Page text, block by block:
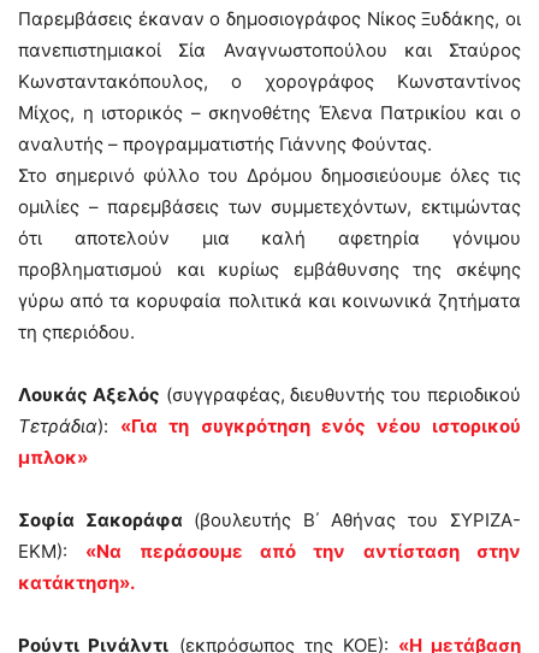
Παρεμβάσεις έκαναν ο δημοσιογράφος Νίκος Ξυδάκης, οι
πανεπιστημιακοί Σία Αναγνωστοπούλου και Σταύρος
Κωνσταντακόπουλος, ο χορογράφος Κωνσταντίνος
Μίχος, η ιστορικός – σκηνοθέτης Έλενα Πατρικίου και ο
αναλυτής – προγραμματιστής Γιάννης Φούντας.
Στο σημερινό φύλλο του Δρόμου δημοσιεύουμε όλες τις
ομιλίες – παρεμβάσεις των συμμετεχόντων, εκτιμώντας
ότι αποτελούν μια καλή αφετηρία γόνιμου
προβληματισμού και κυρίως εμβάθυνσης της σκέψης
γύρω από τα κορυφαία πολιτικά και κοινωνικά ζητήματα
τη ςπεριόδου.
Λουκάς Αξελός (συγγραφέας, διευθυντής του περιοδικού
Τετράδια): «Για τη συγκρότηση ενός νέου ιστορικού
μπλοκ»
Σοφία Σακοράφα (βουλευτής Β΄ Αθήνας του ΣΥΡΙΖΑ-
ΕΚΜ): «Να περάσουμε από την αντίσταση στην
κατάκτηση».
Ρούντι Ρινάλντι (εκπρόσωπος της ΚΟΕ): «Η μετάβαση